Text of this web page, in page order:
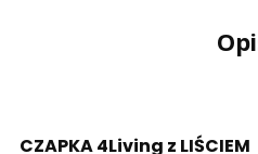
CZAPKA 4Living z LIŚCIEM